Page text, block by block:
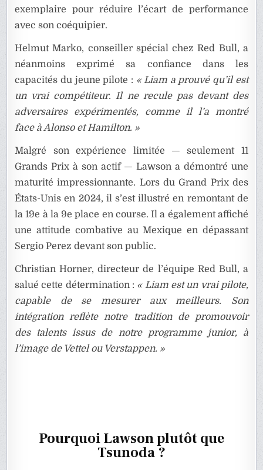
exemplaire pour réduire l’écart de performance
avec son coéquipier.
Helmut Marko, conseiller spécial chez Red Bull, a
néanmoins exprimé sa confiance dans les
capacités du jeune pilote : « Liam a prouvé qu’il est
un vrai compétiteur. Il ne recule pas devant des
adversaires expérimentés, comme il l’a montré
face à Alonso et Hamilton. »
Malgré son expérience limitée — seulement 11
Grands Prix à son actif — Lawson a démontré une
maturité impressionnante. Lors du Grand Prix des
États-Unis en 2024, il s’est illustré en remontant de
la 19e à la 9e place en course. Il a également affiché
une attitude combative au Mexique en dépassant
Sergio Perez devant son public.
Christian Horner, directeur de l’équipe Red Bull, a
salué cette détermination : « Liam est un vrai pilote,
capable de se mesurer aux meilleurs. Son
intégration reflète notre tradition de promouvoir
des talents issus de notre programme junior, à
l’image de Vettel ou Verstappen. »
Pourquoi Lawson plutôt que
Tsunoda ?